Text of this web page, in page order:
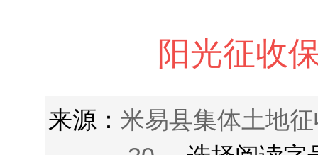
阳光征收
来源： 米易县集体土地